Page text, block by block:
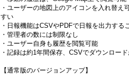
・ユーザーの地図上のアイコンを入れ替え
すい
・日報機能はCSVやPDFで日報を出力する
・管理者の数には制限なし
・ユーザー自身も履歴を閲覧可能
・記録は約1年間保存、CSVでダウンロー
【通常版のバージョンアップ】